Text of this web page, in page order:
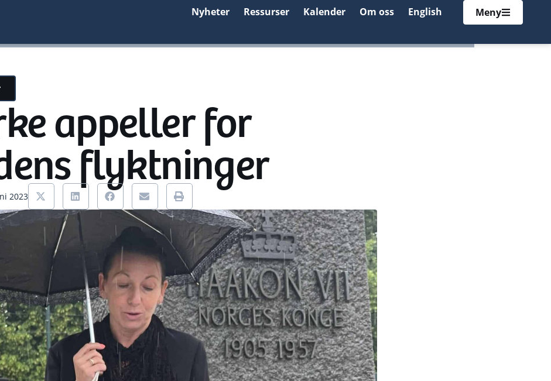
Nyheter Ressurser Kalender Om oss English Meny
appeller for
flyktninger
2023